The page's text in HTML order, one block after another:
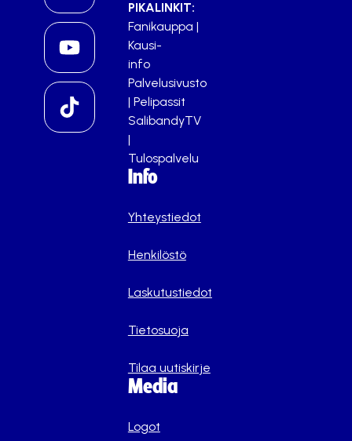
PIKALINKIT:
Fanikauppa |
Kausi-
info
Palvelusivusto
| Pelipassit
SalibandyTV
|
Tulospalvelu
Info
Yhteystiedot
Henkilöstö
Laskutustiedot
Tietosuoja
Tilaa uutiskirje
Media
Logot